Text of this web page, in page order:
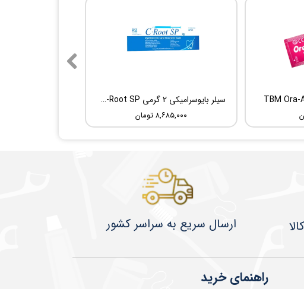
سیلر بایوسرامیکی 2 گرمی Root Dental Medical C-Root SP
۸,۶۸۵,۰۰۰ تومان
راهنمای خرید
​​​​ارسال سریع به سراسر کشور